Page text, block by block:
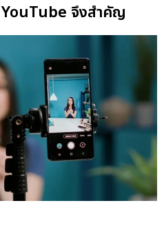
จึงสำคัญ